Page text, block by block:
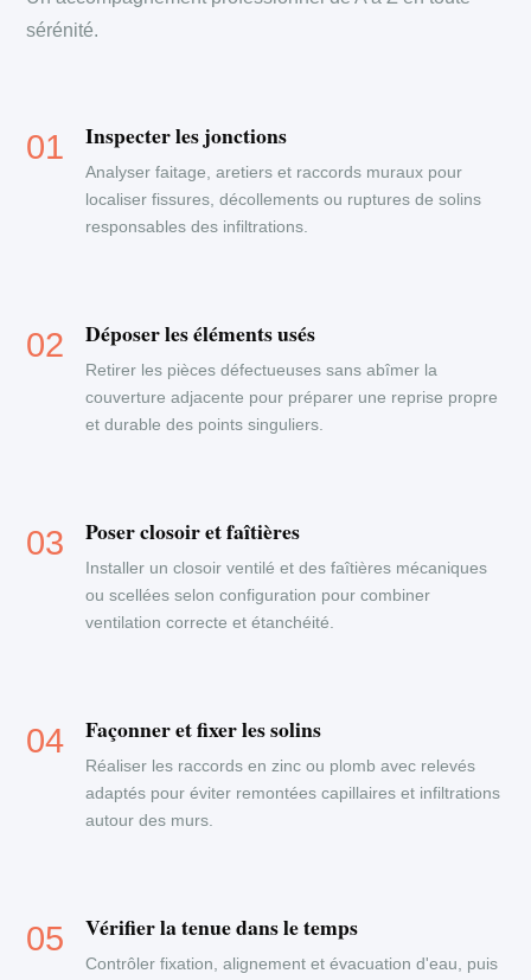
sérénité.
Inspecter les jonctions
Analyser faitage, aretiers et raccords muraux pour
localiser fissures, décollements ou ruptures de solins
responsables des infiltrations.
Déposer les éléments usés
Retirer les pièces défectueuses sans abîmer la
couverture adjacente pour préparer une reprise propre
et durable des points singuliers.
Poser closoir et faîtières
Installer un closoir ventilé et des faîtières mécaniques
ou scellées selon configuration pour combiner
ventilation correcte et étanchéité.
Façonner et fixer les solins
Réaliser les raccords en zinc ou plomb avec relevés
adaptés pour éviter remontées capillaires et infiltrations
autour des murs.
Vérifier la tenue dans le temps
Contrôler fixation, alignement et évacuation d'eau, puis